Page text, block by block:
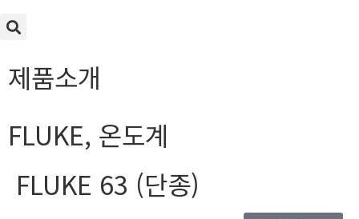
제품소개
FLUKE, 온도계
FLUKE 63 (단종)